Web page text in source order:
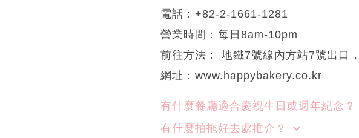
電話：+82-2-1661-1281
營業時間：每日8am-10pm
前往方法： 地鐵7號線內方站7號出口
網址：www.happybakery.co.kr
有什麼餐廳適合慶祝生日或週年紀念？
有什麼拍拖好去處推介？